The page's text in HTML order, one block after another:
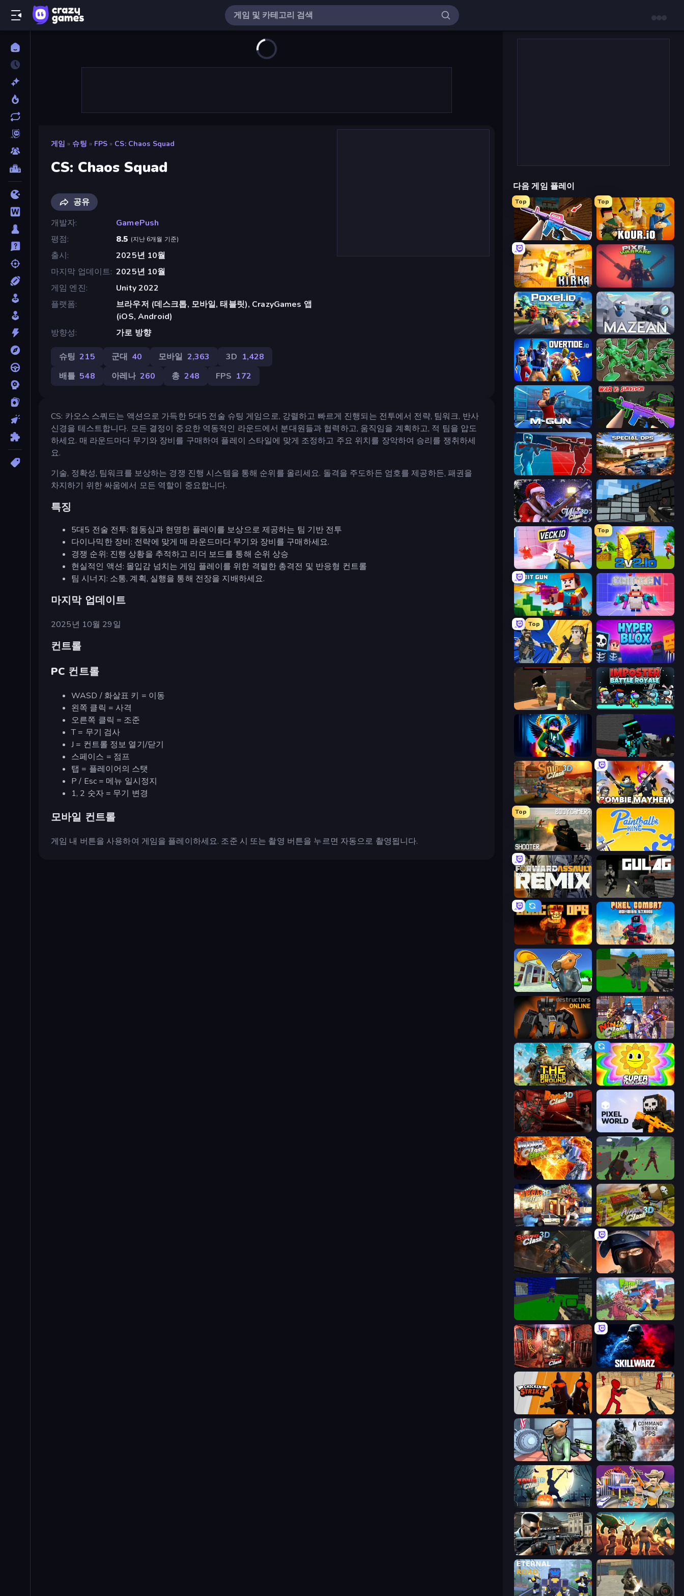
게임 » 슈팅 » FPS » CS: Chaos Squad
CS: Chaos Squad
공유
개발자
GamePush
평점
8.5 (지난 6개월 기준)
출시
2025년 10월
마지막 업데이트 2025년 10월
게임 엔진
Unity 2022
플랫폼
브라우저 (데스크톱, 모바일, 태블릿), CrazyGames 앱
(iOS, Android)
방향성
가로 방향
슈팅 215 군대 40 모바일 2,363 3D 1,428
배틀 548 아레나 260 총 248 FPS 172
CS: 카오스 스쿼드는 액션으로 가득한 5대5 전술 슈팅 게임으로, 강렬하고 빠르게 진행되는 전투에서 전략, 팀워크, 반사
신경을 테스트합니다. 모든 결정이 중요한 역동적인 라운드에서 분대원들과 협력하고, 움직임을 계획하고, 적 팀을 압도
하세요. 매 라운드마다 무기와 장비를 구매하여 플레이 스타일에 맞게 조정하고 주요 위치를 장악하여 승리를 쟁취하세
요.
기술, 정확성, 팀워크를 보상하는 경쟁 진행 시스템을 통해 순위를 올리세요. 돌격을 주도하든 엄호를 제공하든, 패권을
차지하기 위한 싸움에서 모든 역할이 중요합니다.
특징
5대5 전술 전투: 협동심과 현명한 플레이를 보상으로 제공하는 팀 기반 전투
다이나믹한 장비: 전략에 맞게 매 라운드마다 무기와 장비를 구매하세요.
경쟁 순위: 진행 상황을 추적하고 리더 보드를 통해 순위 상승
현실적인 액션: 몰입감 넘치는 게임 플레이를 위한 격렬한 총격전 및 반응형 컨트롤
팀 시너지: 소통, 계획, 실행을 통해 전장을 지배하세요.
마지막 업데이트
2025년 10월 29일
컨트롤
PC 컨트롤
WASD / 화살표 키 = 이동
왼쪽 클릭 = 사격
오른쪽 클릭 = 조준
T = 무기 검사
J = 컨트롤 정보 열기/닫기
스페이스 = 점프
탭 = 플레이어의 스탯
P / Esc = 메뉴 일시정지
1, 2 숫자 = 무기 변경
모바일 컨트롤
게임 내 버튼을 사용하여 게임을 플레이하세요. 조준 시 또는 촬영 버튼을 누르면 자동으로 촬영됩니다.
다음 게임 플레이
Top
KS Z
Top
Kour.io
Kirka.io Pixel Warfare
Poxel.io Mazean
Overtide.io Soldiers - Capture and Control!
Muscle Gun.IO War V: Survivor
Battle of the Soldiers: Red vs Blue Special Ops: GO
Winter Clash 3D Pixel Gun 3D
Veck.io
Top
2v2.io
Bit Gun.io Chicken CS
Top
BuildNow GG Hyperblox Shooting
Pixel Force Imposter Battle Royale
Pixel Wars of Hero
Sniper Clash 3D Zombie Mayhem
Top
BodyCamera Shooter Paintball King
Forward Assault Remix Gulag
BLOCOPS Pixel Combat: Zombies Strike
Bank Robbery 3 Crazy Pixel Apocalypse
Destructors Online Ninja Clash Heroes
The Battleground SuperTrip.Land
Rocket Clash 3D Pixel World
Moon Clash Heroes Battle Royale Survival
Vegas Clash 3D Airport Clash 3D
Subway Clash Remastered Bullet Force
Advanced Pixel Apocalypse 3 Farm Clash 3D
Subway Clash 2 SkillWarz
Chicken Strike Stickman Counter Terror Strike
Bank Robbery Command Strike FPS
Zombie Clash 3D: Halloween Casino Robbery
Sure Shot Horde Crusher